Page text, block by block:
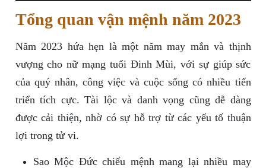
Tổng quan vận mệnh năm 2023
Năm 2023 hứa hẹn là một năm may mắn và thịnh
vượng cho nữ mạng tuổi Đinh Mùi, với sự giúp sức
của quý nhân, công việc và cuộc sống có nhiều tiến
triển tích cực. Tài lộc và danh vọng cũng dễ dàng
được cải thiện, nhờ có sự hỗ trợ từ các yếu tố thuận
lợi trong tử vi.
Sao Mộc Đức chiếu mệnh mang lại nhiều may